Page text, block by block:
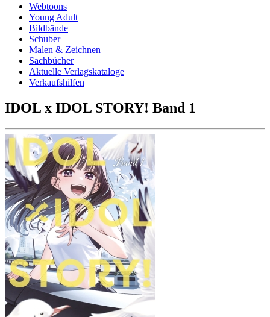
Webtoons
Young Adult
Bildbände
Schuber
Malen & Zeichnen
Sachbücher
Aktuelle Verlagskataloge
Verkaufshilfen
IDOL x IDOL STORY! Band 1